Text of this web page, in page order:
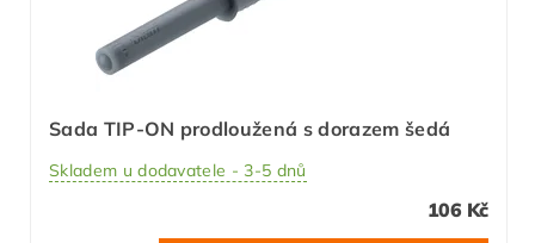
Sada TIP-ON prodloužená s dorazem šedá
Skladem u dodavatele - 3-5 dnů
106 Kč